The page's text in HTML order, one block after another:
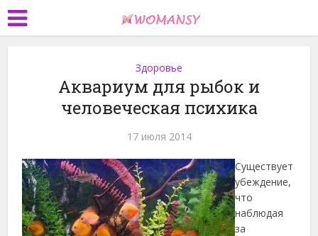
Здоровье
Аквариум для рыбок и
человеческая психика
17 июля 2014
Существует
убеждение,
что
наблюдая
за